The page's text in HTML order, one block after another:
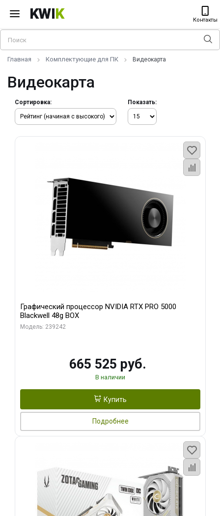
KWIK Контакты
Главная Комплектующие для ПК Видеокарта
Видеокарта
Сортировка: Показать:
Графический процессор NVIDIA RTX PRO 5000
Blackwell 48g BOX
Модель: 239242
665 525 руб.
В наличии
Купить
Подробнее